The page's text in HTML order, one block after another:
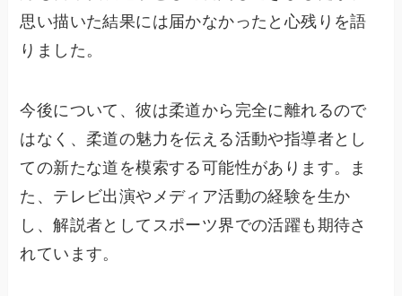
思い描いた結果には届かなかったと心残りを語
りました。
今後について、彼は柔道から完全に離れるので
はなく、柔道の魅力を伝える活動や指導者とし
ての新たな道を模索する可能性があります。ま
た、テレビ出演やメディア活動の経験を生か
し、解説者としてスポーツ界での活躍も期待さ
れています。